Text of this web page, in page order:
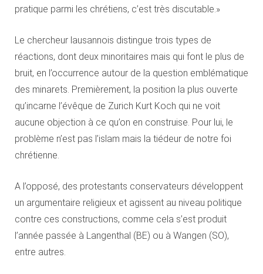
pratique parmi les chrétiens, c’est très discutable.»
Le chercheur lausannois distingue trois types de
réactions, dont deux minoritaires mais qui font le plus de
bruit, en l’occurrence autour de la question emblématique
des minarets. Premièrement, la position la plus ouverte
qu’incarne l’évêque de Zurich Kurt Koch qui ne voit
aucune objection à ce qu’on en construise. Pour lui, le
problème n’est pas l’islam mais la tiédeur de notre foi
chrétienne.
A l’opposé, des protestants conservateurs développent
un argumentaire religieux et agissent au niveau politique
contre ces constructions, comme cela s’est produit
l’année passée à Langenthal (BE) ou à Wangen (SO),
entre autres.